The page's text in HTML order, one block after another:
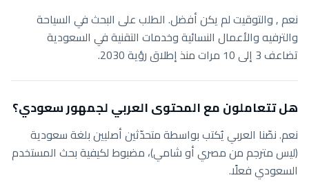
نعم , والتوقيت لم يكن أفضل. الطلب على البحث في السياحة
والترفيه والأعمال النسائية وخدمات التقنية في السعودية
تضاعف 3 إلى 10 مرات منذ إطلاق رؤية 2030.
هل تتعاملون مع المحتوى العربي لجمهور سعودي؟
نعم. نصّنا العربي يُكتب بواسطة متحدّثين أصليين بلغة سعودية
(ليس مترجم من مصري أو شامي)، مضبوط لكيفية بحث المستخدم
السعودي فعلًا.